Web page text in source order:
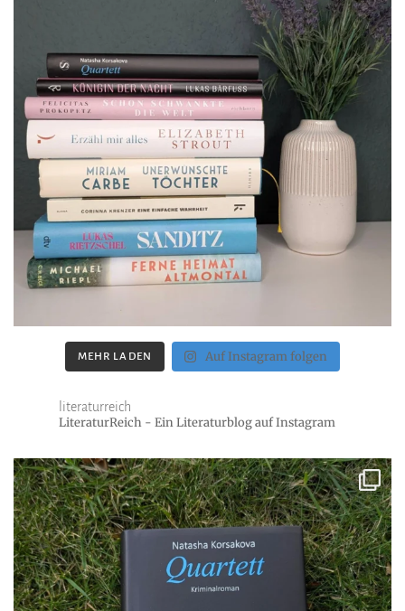
MEHR LADEN Auf Instagram folgen
literaturreich
LiteraturReich - Ein Literaturblog auf Instagram